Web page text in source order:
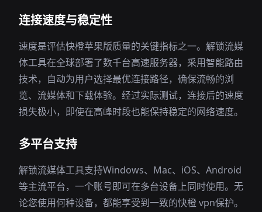
连接速度与稳定性
速度是评估快橙苹果版质量的关键指标之一。解锁流媒
体工具在全球部署了数千台高速服务器，采用智能路由
技术，自动为用户选择最优连接路径，确保流畅的浏
览、流媒体和下载体验。经过实际测试，连接后的速度
损失极小，即使在高峰时段也能保持稳定的网络速度。
多平台支持
解锁流媒体工具支持Windows、Mac、iOS、Android
等主流平台，一个账号即可在多台设备上同时使用。无
论您使用何种设备，都能享受到一致的快橙 vpn保护。